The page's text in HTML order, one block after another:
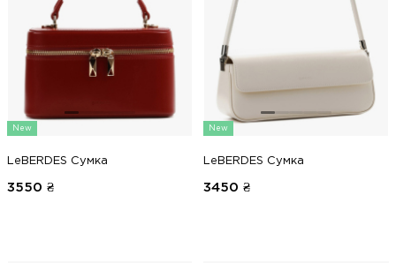
New
LeBERDES Сумка
3550 ₴
New
LeBERDES Сумка
3450 ₴